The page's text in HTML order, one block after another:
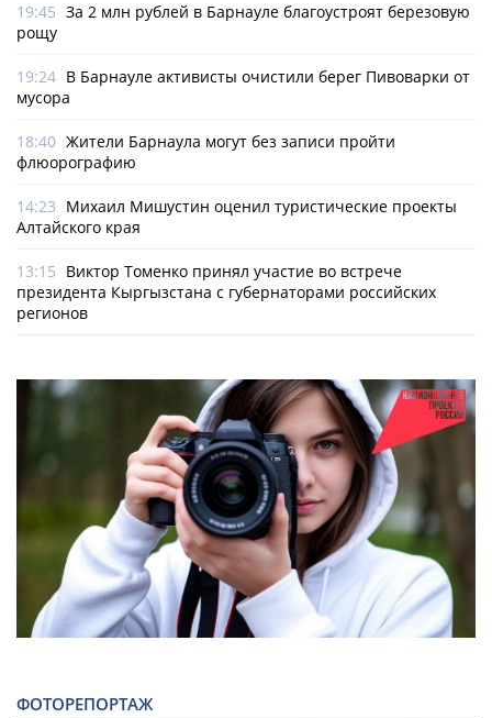
19:45 За 2 млн рублей в Барнауле благоустроят березовую
рощу
19:24 В Барнауле активисты очистили берег Пивоварки от
мусора
18:40 Жители Барнаула могут без записи пройти
флюорографию
14:23 Михаил Мишустин оценил туристические проекты
Алтайского края
13:15 Виктор Томенко принял участие во встрече
президента Кыргызстана с губернаторами российских
регионов
ФОТОРЕПОРТАЖ